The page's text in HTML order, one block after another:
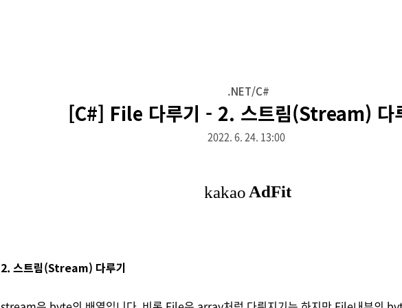
.NET/C#
[C#] File 다루기 - 2. 스트림(Stream) 다
2022. 6. 24. 13:00
2. 스트림(Stream) 다루기